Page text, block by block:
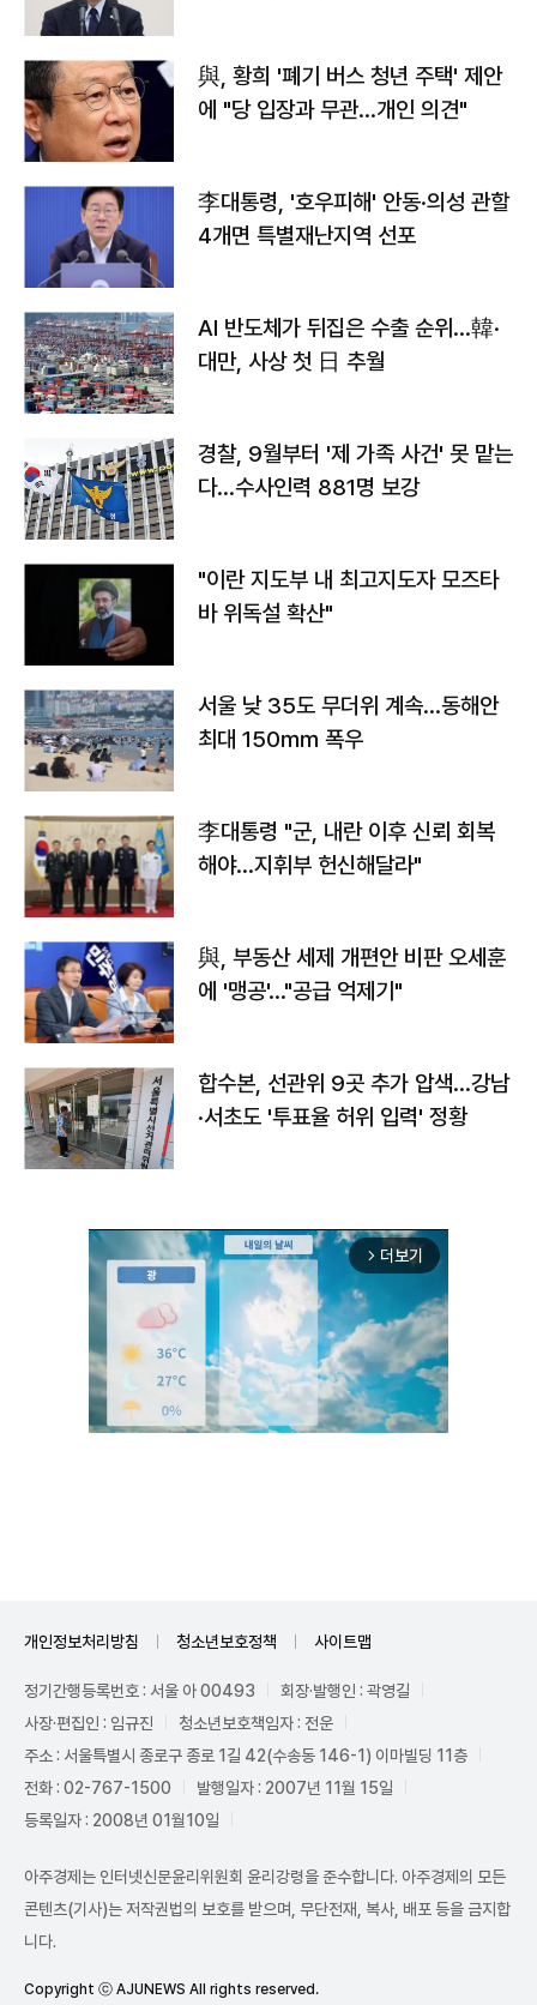
與, 황희 '폐기 버스 청년 주택' 제안
에 "당 입장과 무관…개인 의견"
李대통령, '호우피해' 안동·의성 관할
4개면 특별재난지역 선포
AI 반도체가 뒤집은 수출 순위…韓·
대만, 사상 첫 日 추월
경찰, 9월부터 '제 가족 사건' 못 맡는
다…수사인력 881명 보강
"이란 지도부 내 최고지도자 모즈타
바 위독설 확산"
서울 낮 35도 무더위 계속…동해안
최대 150㎜ 폭우
李대통령 "군, 내란 이후 신뢰 회복
해야…지휘부 헌신해달라"
與, 부동산 세제 개편안 비판 오세훈
에 '맹공'…"공급 억제기"
합수본, 선관위 9곳 추가 압색…강남
·서초도 '투표율 허위 입력' 정황
arrow_forward_ios 더보기
개인정보처리방침 청소년보호정책 사이트맵
정기간행등록번호 : 서울 아 00493
회장·발행인 : 곽영길
사장·편집인 : 임규진
청소년보호책임자 : 전운
주소 : 서울특별시 종로구 종로 1길 42(수송동 146-1) 이마빌딩 11층
전화 : 02-767-1500
발행일자 : 2007년 11월 15일
등록일자 : 2008년 01월10일
아주경제는 인터넷신문윤리위원회 윤리강령을 준수합니다. 아주경제의 모든
콘텐츠(기사)는 저작권법의 보호를 받으며, 무단전재, 복사, 배포 등을 금지합
니다.
Copyright ⓒ AJUNEWS All rights reserved.